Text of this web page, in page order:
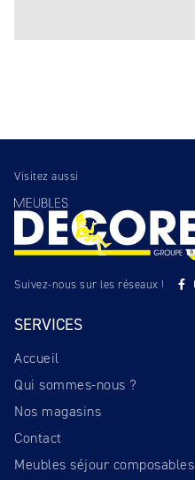
Visitez aussi
Suivez-nous sur les réseaux !
SERVICES
Accueil
Qui sommes-nous ?
Nos magasins
Contact
Meubles séjour composables